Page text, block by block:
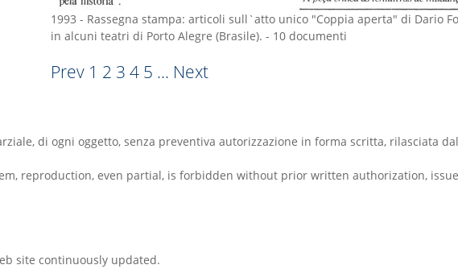
1993 - Rassegna stampa: articoli sull`atto unico "Coppia aperta" di Dario
in alcuni teatri di Porto Alegre (Brasile). - 10 documenti
Prev 1 2 3 4 5 ... Next
di ogni oggetto, senza preventiva autorizzazione in forma scritta, rilasciata
reproduction, even partial, is forbidden without prior written authorization, issued
site continuously updated.